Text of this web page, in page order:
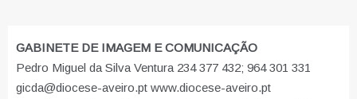
GABINETE DE IMAGEM E COMUNICAÇÃO
Pedro Miguel da Silva Ventura 234 377 432; 964 301 331
gicda@diocese-aveiro.pt www.diocese-aveiro.pt